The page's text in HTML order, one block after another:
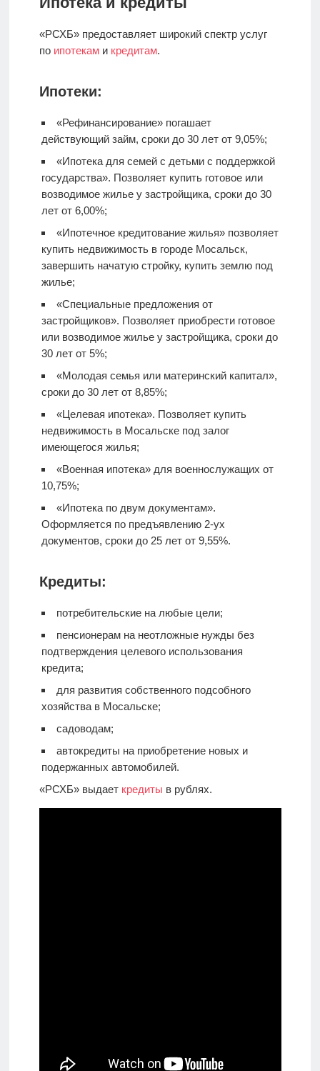
«РСХБ» предоставляет широкий спектр услуг
по ипотеками кредитам.
Ипотеки:
«Рефинансирование» погашает
действующий займ, сроки до 30 лет от 9,05%;
«Ипотека для семей с детьми с поддержкой
государства». Позволяет купить готовое или
возводимое жилье у застройщика, сроки до 30
лет от 6,00%;
«Ипотечное кредитование жилья» позволяет
купить недвижимость в городе Мосальск,
завершить начатую стройку, купить землю под
жилье;
«Специальные предложения от
застройщиков». Позволяет приобрести готовое
или возводимое жилье у застройщика, сроки до
30 лет от 5%;
«Молодая семья или материнский капитал»,
сроки до 30 лет от 8,85%;
«Целевая ипотека». Позволяет купить
недвижимость в Мосальске под залог
имеющегося жилья;
«Военная ипотека» для военнослужащих от
10,75%;
«Ипотека по двум документам».
Оформляется по предъявлению 2-ух
документов, сроки до 25 лет от 9,55%.
Кредиты:
потребительские на любые цели;
пенсионерам на неотложные нужды без
подтверждения целевого использования
кредита;
для развития собственного подсобного
хозяйства в Мосальске;
садоводам;
автокредиты на приобретение новых и
подержанных автомобилей.
«РСХБ» выдает кредиты в рублях.